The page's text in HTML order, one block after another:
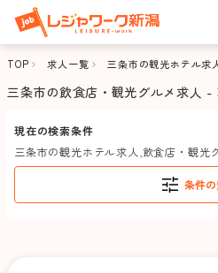
TOP 求人一覧 三条市の観光ホテル求
三条市の飲食店・観光グルメ求人 -
現在の検索条件
三条市の観光ホテル求人 飲食店・観光
条件